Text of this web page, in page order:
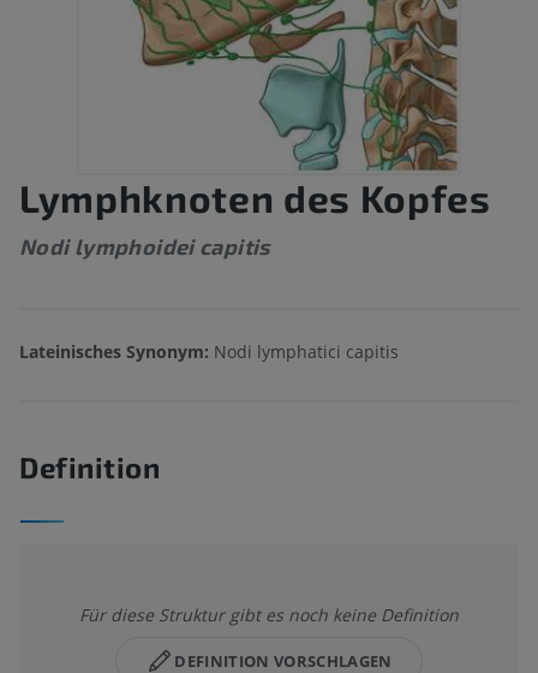
Lymphknoten des Kopfes
Nodi lymphoidei capitis
Lateinisches Synonym: Nodi lymphatici capitis
Definition
Für diese Struktur gibt es noch keine Definition
DEFINITION VORSCHLAGEN